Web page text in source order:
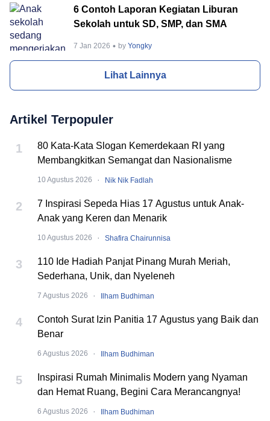
6 Contoh Laporan Kegiatan Liburan
Sekolah untuk SD, SMP, dan SMA
7 Jan 2026 byYongky
Lihat Lainnya
Artikel Terpopuler
1
80 Kata-Kata Slogan Kemerdekaan RI yang
Membangkitkan Semangat dan Nasionalisme
10 Agustus 2026 · Nik Nik Fadlah
2
7 Inspirasi Sepeda Hias 17 Agustus untuk Anak-
Anak yang Keren dan Menarik
10 Agustus 2026 · Shafira Chairunnisa
3
110 Ide Hadiah Panjat Pinang Murah Meriah,
Sederhana, Unik, dan Nyeleneh
7 Agustus 2026 · Ilham Budhiman
4
Contoh Surat Izin Panitia 17 Agustus yang Baik dan
Benar
6 Agustus 2026 · Ilham Budhiman
5
Inspirasi Rumah Minimalis Modern yang Nyaman
dan Hemat Ruang, Begini Cara Merancangnya!
6 Agustus 2026 · Ilham Budhiman